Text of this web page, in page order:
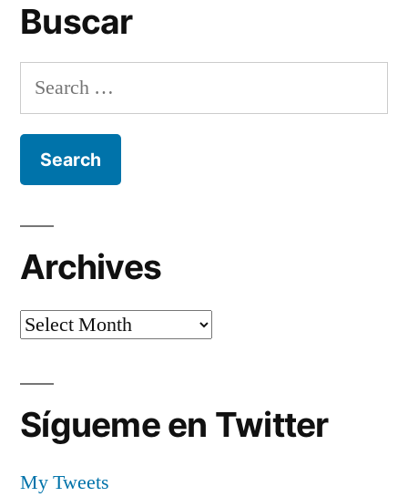
Buscar
Search
for:
Archives
Archives
Sígueme en Twitter
My Tweets